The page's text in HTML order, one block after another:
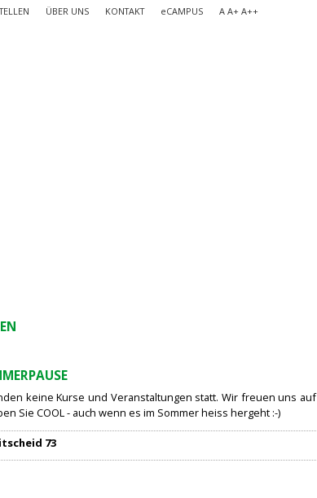
ÜBER UNS KONTAKT eCAMPUS A A+ A++
keine Kurse und Veranstaltungen statt. Wir freuen uns auf
Sie COOL - auch wenn es im Sommer heiss hergeht :-)
73